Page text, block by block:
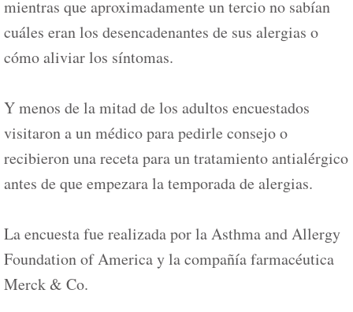
mientras que aproximadamente un tercio no sabían
cuáles eran los desencadenantes de sus alergias o
cómo aliviar los síntomas.
Y menos de la mitad de los adultos encuestados
visitaron a un médico para pedirle consejo o
recibieron una receta para un tratamiento antialérgico
antes de que empezara la temporada de alergias.
La encuesta fue realizada por la Asthma and Allergy
Foundation of America y la compañía farmacéutica
Merck & Co.